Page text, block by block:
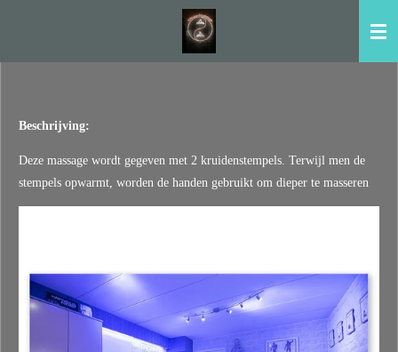
naar
Beschrijving:
Deze massage wordt gegeven met 2 kruidenstempels. Terwijl men de
stempels opwarmt, worden de handen gebruikt om dieper te masseren